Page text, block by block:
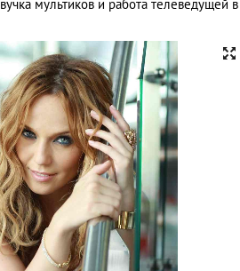
мультиков и работа телеведущей в